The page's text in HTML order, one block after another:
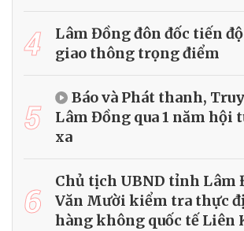
4
Lâm Đồng đôn đốc tiến
giao thông trọng điểm
5
Báo và Phát thanh,
Lâm Đồng qua 1 năm hội
xa
6
Chủ tịch UBND tỉnh Lâm
Văn Mười kiểm tra thực
hàng không quốc tế Liên